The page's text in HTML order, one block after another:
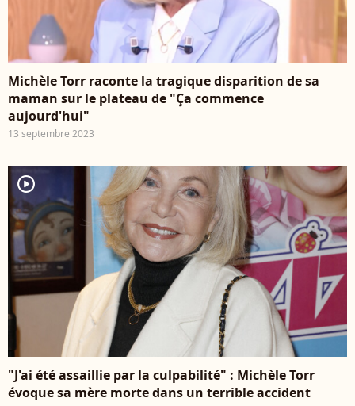
Michèle Torr raconte la tragique disparition de sa
maman sur le plateau de "Ça commence
aujourd'hui"
13 septembre 2023
player2
"J'ai été assaillie par la culpabilité" : Michèle Torr
évoque sa mère morte dans un terrible accident